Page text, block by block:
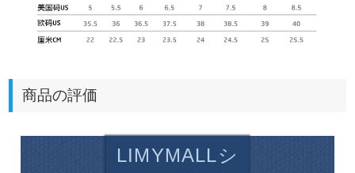
商品の評価
LIMYMALLシ